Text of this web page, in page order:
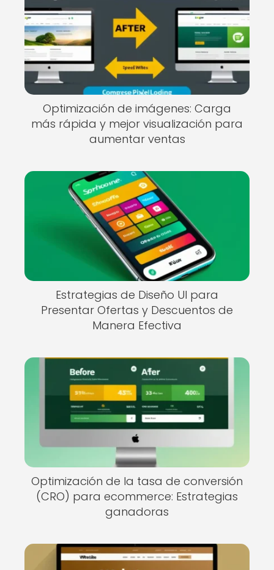
Optimización de imágenes: Carga
más rápida y mejor visualización para
aumentar ventas
Estrategias de Diseño UI para
Presentar Ofertas y Descuentos de
Manera Efectiva
Optimización de la tasa de conversión
(CRO) para ecommerce: Estrategias
ganadoras